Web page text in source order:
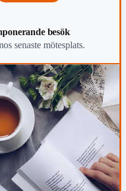
besök
senaste mötesplats.